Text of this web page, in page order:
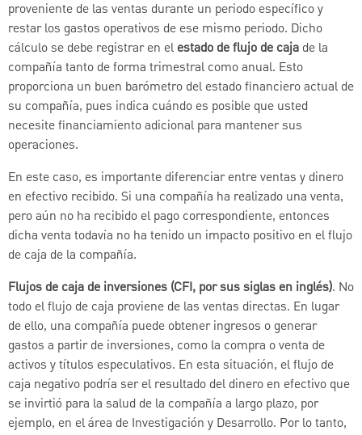
proveniente de las ventas durante un periodo específico y
restar los gastos operativos de ese mismo periodo. Dicho
cálculo se debe registrar en el estado de flujo de caja de la
compañía tanto de forma trimestral como anual. Esto
proporciona un buen barómetro del estado financiero actual de
su compañía, pues indica cuándo es posible que usted
necesite financiamiento adicional para mantener sus
operaciones.
En este caso, es importante diferenciar entre ventas y dinero
en efectivo recibido. Si una compañía ha realizado una venta,
pero aún no ha recibido el pago correspondiente, entonces
dicha venta todavía no ha tenido un impacto positivo en el flujo
de caja de la compañía.
Flujos de caja de inversiones (CFI, por sus siglas en inglés). No
todo el flujo de caja proviene de las ventas directas. En lugar
de ello, una compañía puede obtener ingresos o generar
gastos a partir de inversiones, como la compra o venta de
activos y títulos especulativos. En esta situación, el flujo de
caja negativo podría ser el resultado del dinero en efectivo que
se invirtió para la salud de la compañía a largo plazo, por
ejemplo, en el área de Investigación y Desarrollo. Por lo tanto,